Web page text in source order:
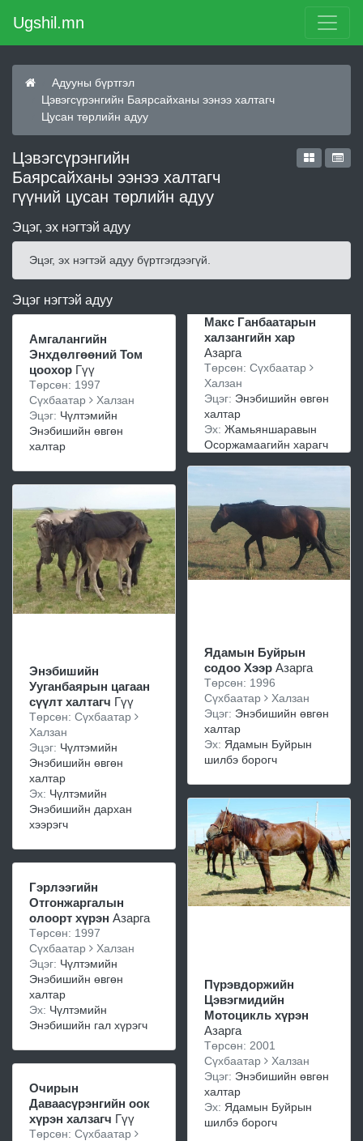
Ugshil.mn
Адууны бүртгэл
Цэвэгсүрэнгийн Баярсайханы ээнээ халтагч
Цусан төрлийн адуу
Цэвэгсүрэнгийн
Баярсайханы ээнээ халтагч
гүүний цусан төрлийн адуу
Эцэг, эх нэгтэй адуу
Эцэг, эх нэгтэй адуу бүртгэгдээгүй.
Эцэг нэгтэй адуу
Амгалангийн
Энхдөлгөөний Том
цоохор Гүү
Төрсөн: 1997
Сүхбаатар
Халзан
Эцэг: Чүлтэмийн
Энэбишийн өвгөн
халтар
Энэбишийн
Ууганбаярын цагаан
сүүлт халтагч Гүү
Төрсөн: Сүхбаатар
Халзан
Эцэг: Чүлтэмийн
Энэбишийн өвгөн
халтар
Эх: Чүлтэмийн
Энэбишийн дархан
хээрэгч
Гэрлээгийн
Отгонжаргалын
олоорт хүрэн Азарга
Төрсөн: 1997
Сүхбаатар
Халзан
Эцэг: Чүлтэмийн
Энэбишийн өвгөн
халтар
Эх: Чүлтэмийн
Энэбишийн гал хүрэгч
Очирын
Даваасүрэнгийн оок
хүрэн халзагч Гүү
Төрсөн: Сүхбаатар
Макс Ганбаатарын
халзангийн хар
Азарга
Төрсөн: Сүхбаатар
Халзан
Эцэг: Энэбишийн өвгөн
халтар
Эх: Жамьяншаравын
Осоржамаагийн харагч
Ядамын Буйрын
содоо Хээр Азарга
Төрсөн: 1996
Сүхбаатар
Халзан
Эцэг: Энэбишийн өвгөн
халтар
Эх: Ядамын Буйрын
шилбэ борогч
Пүрэвдоржийн
Цэвэгмидийн
Мотоцикль хүрэн
Азарга
Төрсөн: 2001
Сүхбаатар
Халзан
Эцэг: Энэбишийн өвгөн
халтар
Эх: Ядамын Буйрын
шилбэ борогч